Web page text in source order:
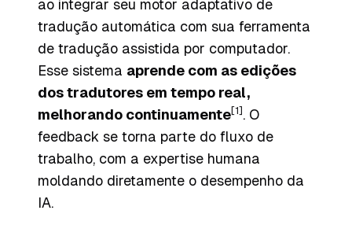
ao integrar seu motor adaptativo de
tradução automática com sua ferramenta
de tradução assistida por computador.
Esse sistema aprende com as edições
dos tradutores em tempo real,
melhorando continuamente[1] . O
feedback se torna parte do fluxo de
trabalho, com a expertise humana
moldando diretamente o desempenho da
IA.